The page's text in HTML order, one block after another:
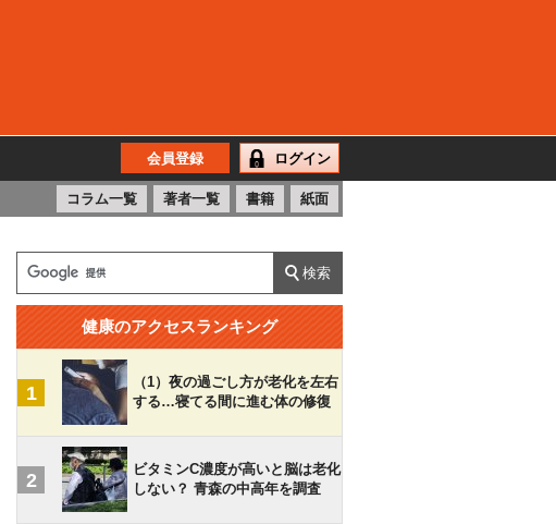
会員登録 ログイン
コラム一覧 著者一覧 書籍 紙面
健康のアクセスランキング
1
（1）夜の過ごし方が老化を左右
する…寝てる間に進む体の修復
2
ビタミンC濃度が高いと脳は老化
しない？ 青森の中高年を調査